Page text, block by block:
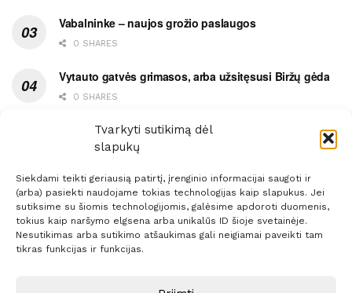
Tvarkyti sutikimą dėl
slapukų
Siekdami teikti geriausią patirtį, įrenginio informacijai saugoti ir
(arba) pasiekti naudojame tokias technologijas kaip slapukus. Jei
sutiksime su šiomis technologijomis, galėsime apdoroti duomenis,
tokius kaip naršymo elgsena arba unikalūs ID šioje svetainėje.
Nesutikimas arba sutikimo atšaukimas gali neigiamai paveikti tam
tikras funkcijas ir funkcijas.
Vabalninke – naujos grožio paslaugos
0 SHARES
Vytauto gatvės grimasos, arba užsitęsusi Biržų gėda
0 SHARES
Pietų metas pažymėtas avarija
0 SHARES
Prenumerata Reklama